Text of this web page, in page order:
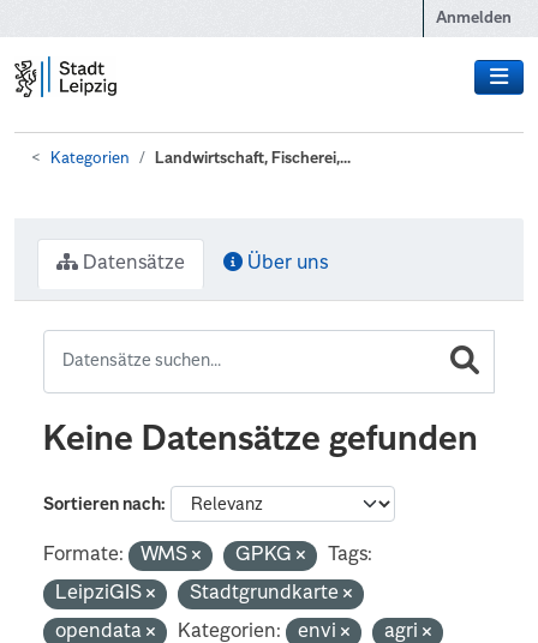
Anmelden
Kategorien Landwirtschaft, Fischerei,...
Datensätze Über uns
Keine Datensätze gefunden
Sortieren nach
Formate: WMS GPKG
Tags:
LeipziGIS
Stadtgrundkarte
opendata
Kategorien: envi
agri